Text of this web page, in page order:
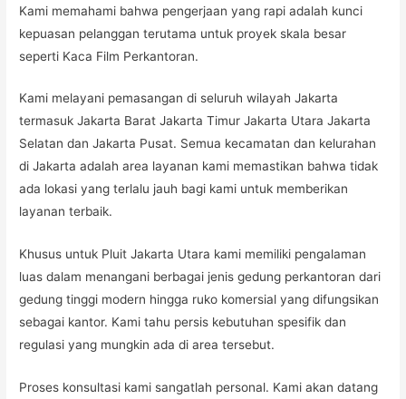
Kami memahami bahwa pengerjaan yang rapi adalah kunci
kepuasan pelanggan terutama untuk proyek skala besar
seperti Kaca Film Perkantoran.
Kami melayani pemasangan di seluruh wilayah Jakarta
termasuk Jakarta Barat Jakarta Timur Jakarta Utara Jakarta
Selatan dan Jakarta Pusat. Semua kecamatan dan kelurahan
di Jakarta adalah area layanan kami memastikan bahwa tidak
ada lokasi yang terlalu jauh bagi kami untuk memberikan
layanan terbaik.
Khusus untuk Pluit Jakarta Utara kami memiliki pengalaman
luas dalam menangani berbagai jenis gedung perkantoran dari
gedung tinggi modern hingga ruko komersial yang difungsikan
sebagai kantor. Kami tahu persis kebutuhan spesifik dan
regulasi yang mungkin ada di area tersebut.
Proses konsultasi kami sangatlah personal. Kami akan datang